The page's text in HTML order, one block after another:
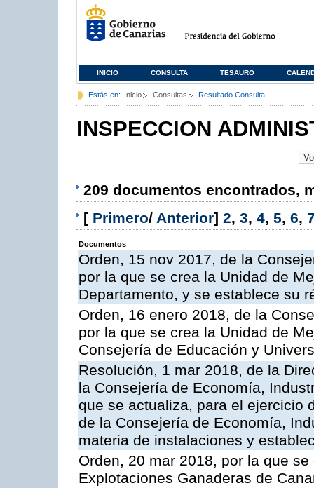
INICIO CONSULTA TESAURO
Estás en: Inicio Consultas Resultado Consulta
INSPECCION
209 documentos encontrados,
[ Primero/ Anterior] 2, 3, 4, 5, 6,
Documentos
Orden, 15 nov 2017, de la
por la que se crea la Unidad de
Departamento, y se establece su
Orden, 16 enero 2018, de la
por la que se crea la Unidad de
Consejería de Educación y
Resolución, 1 mar 2018, de la
la Consejería de Economía,
que se actualiza, para el ejercicio
de la Consejería de Economía,
materia de instalaciones y
Orden, 20 mar 2018, por la que
Explotaciones Ganaderas de